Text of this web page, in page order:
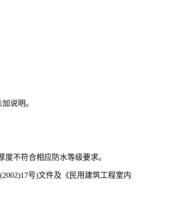
说明。
不符合相应防水等级要求。
号)文件及《民用建筑工程室内